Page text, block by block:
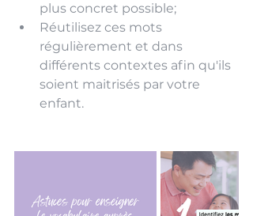
plus concret possible;
Réutilisez ces mots
régulièrement et dans
différents contextes afin qu'ils
soient maitrisés par votre
enfant.